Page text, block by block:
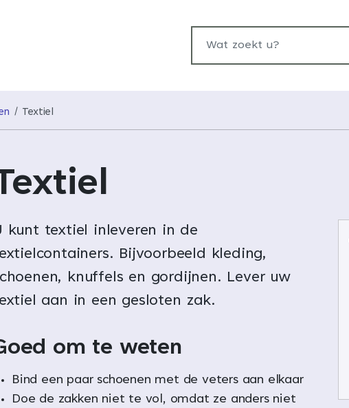
Wat zoekt u?
Textiel
kunt textiel inleveren in de
Bijvoorbeeld kleding,
knuffels en gordijnen. Lever uw
aan in een gesloten zak.
om te weten
Bind een paar schoenen met de veters aan elkaar
Doe de zakken niet te vol, omdat ze anders niet